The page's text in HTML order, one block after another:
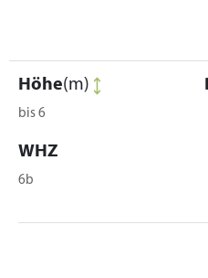
Höhe(m)
bis 6
WHZ
6b